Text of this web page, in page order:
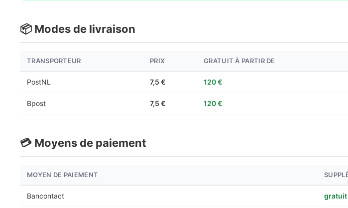
📦 Modes de livraison
TRANSPORTEUR PRIX GRATUIT À PARTIR DE
PostNL 7,5 € 120 €
Bpost 7,5 € 120 €
💳 Moyens de paiement
MOYEN DE PAIEMENT
Bancontact gratuit